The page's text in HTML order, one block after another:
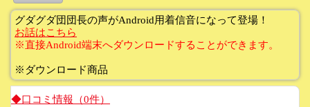
グダグダ団団長の声がAndroid用着信音になって登場！
お話はこちら
※直接Android端末へダウンロードすることができます。
※ダウンロード商品
◆口コミ情報（0件）